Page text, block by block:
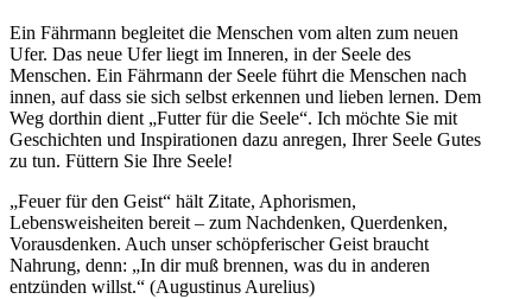
Ein Fährmann begleitet die Menschen vom alten zum neuen
Ufer. Das neue Ufer liegt im Inneren, in der Seele des
Menschen. Ein Fährmann der Seele führt die Menschen nach
innen, auf dass sie sich selbst erkennen und lieben lernen. Dem
Weg dorthin dient „Futter für die Seele“. Ich möchte Sie mit
Geschichten und Inspirationen dazu anregen, Ihrer Seele Gutes
zu tun. Füttern Sie Ihre Seele!
„Feuer für den Geist“ hält Zitate, Aphorismen,
Lebensweisheiten bereit – zum Nachdenken, Querdenken,
Vorausdenken. Auch unser schöpferischer Geist braucht
Nahrung, denn: „In dir muß brennen, was du in anderen
entzünden willst.“ (Augustinus Aurelius)